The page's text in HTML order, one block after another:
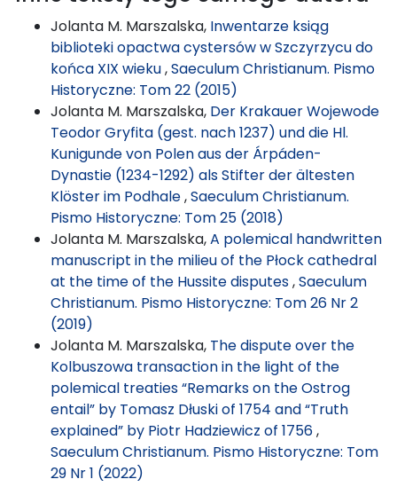
Jolanta M. Marszalska, Inwentarze ksiąg
biblioteki opactwa cystersów w Szczyrzycu do
końca XIX wieku,Saeculum Christianum. Pismo
Historyczne: Tom 22 (2015)
Jolanta M. Marszalska, Der Krakauer Wojewode
Teodor Gryfita (gest. nach 1237) und die Hl.
Kunigunde von Polen aus der Árpáden-
Dynastie (1234-1292) als Stifter der ältesten
Klöster im Podhale,Saeculum Christianum.
Pismo Historyczne: Tom 25 (2018)
Jolanta M. Marszalska,A polemical handwritten
manuscript in the milieu of the Płock cathedral
at the time of the Hussite disputes,Saeculum
Christianum. Pismo Historyczne: Tom 26 Nr 2
(2019)
Jolanta M. Marszalska, The dispute over the
Kolbuszowa transaction in the light of the
polemical treaties “Remarks on the Ostrog
entail” by Tomasz Dłuski of 1754 and “Truth
explained” by Piotr Hadziewicz of 1756,
Saeculum Christianum. Pismo Historyczne: Tom
29 Nr 1 (2022)